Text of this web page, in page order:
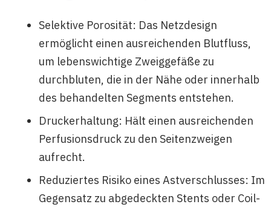
Selektive Porosität: Das Netzdesign
ermöglicht einen ausreichenden Blutfluss,
um lebenswichtige Zweiggefäße zu
durchbluten, die in der Nähe oder innerhalb
des behandelten Segments entstehen.
Druckerhaltung: Hält einen ausreichenden
Perfusionsdruck zu den Seitenzweigen
aufrecht.
Reduziertes Risiko eines Astverschlusses: Im
Gegensatz zu abgedeckten Stents oder Coil-